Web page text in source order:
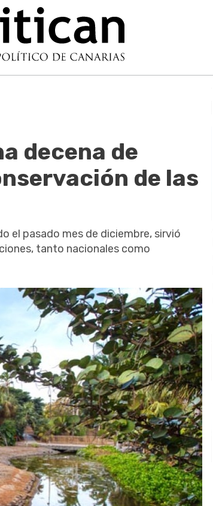
decena de
de las
el pasado mes de diciembre, sirvió
tanto nacionales como